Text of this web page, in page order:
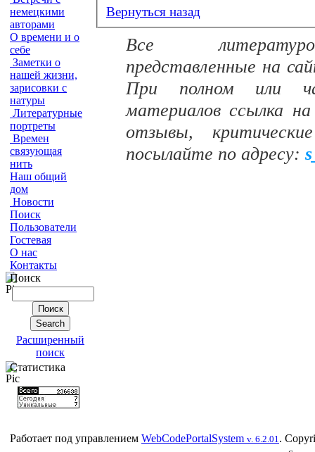
немецкими
авторами
О времени и о
себе
Заметки о
нашей жизни,
зарисовки с
натуры
Литературные
портреты
Времен
связующая
нить
Наш общий
дом
Новости
Поиск
Пользователи
Гостевая
О нас
Контакты
Поиск
Расширенный
поиск
Статистика
Вернуться назад
Все
представленные на
При полном или
материалов ссылка
отзывы,
посылайте по адресу:
Работает под управлением WebCodePortalSystem v. 6.2.01.